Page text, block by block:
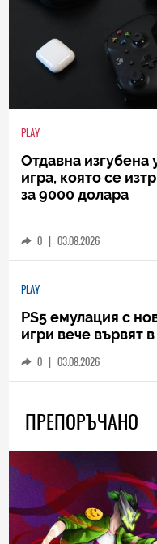
PLAY
Отдавна изгубена
игра, която се
за 9000 долара
0 | 03.08.2026
PLAY
PS5 емулация с
игри вече вървят
0 | 03.08.2026
ПРЕПОРЪЧАНО